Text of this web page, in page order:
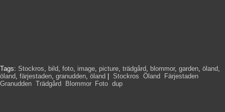
Tags: Stockros, bild, foto, image, picture, trädgård, blommor, garden, öland,
öland, färjestaden, granudden, öland Stockros Öland Färjestaden
Granudden Trädgård Blommor, Foto dup